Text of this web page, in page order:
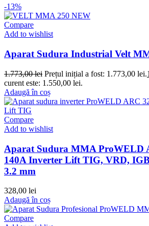
-13%
Compare
Add to wishlist
Aparat Sudura Industrial Velt
1.773,00lei Prețul inițial a fost: 1.773,00 lei.
curent este: 1.550,00 lei.
Adaugă în coș
Compare
Add to wishlist
Aparat Sudura MMA ProWELD
140A Inverter Lift TIG, VRD,
3.2 mm
328,00 lei
Adaugă în coș
Compare